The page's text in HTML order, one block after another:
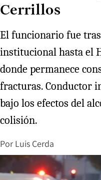
Cerrillos
El funcionario fue
institucional hasta el
donde permanece
fracturas. Conductor
bajo los efectos del
colisión.
Por Luis Cerda